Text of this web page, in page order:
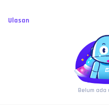
Ulasan
Belum ada